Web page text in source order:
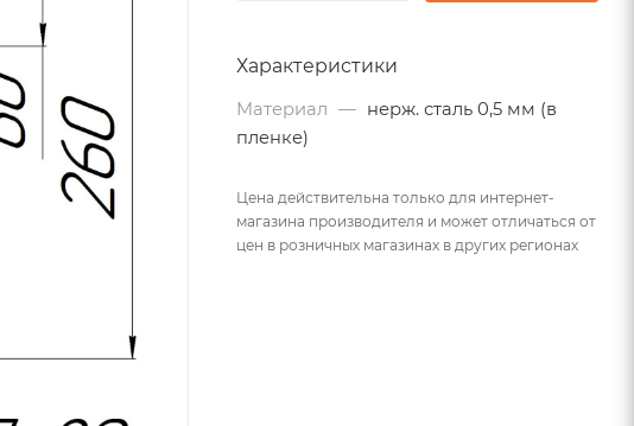
Характеристики
Материал — нерж. сталь 0,5 мм (в
пленке)
Цена действительна только для интернет-
магазина производителя и может отличаться от
цен в розничных магазинах в других регионах